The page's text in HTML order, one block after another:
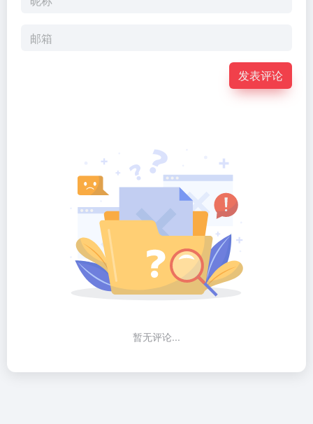
发表评论
暂无评论...